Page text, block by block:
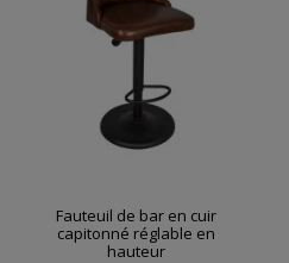
Fauteuil de bar en cuir
capitonné réglable en
hauteur